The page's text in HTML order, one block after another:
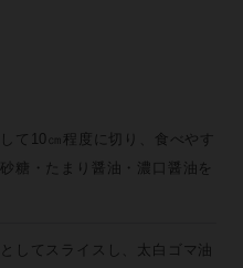
て10㎝程度に切り、食べやす
糖・たまり醤油・濃口醤油を
してスライスし、太白ゴマ油